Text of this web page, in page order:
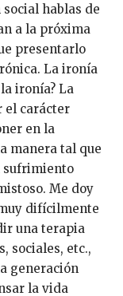
social hablas de
a la próxima
presentarlo
La ironía
ironía? La
el carácter
en la
manera tal que
sufrimiento
Me doy
difícilmente
una terapia
sociales, etc.,
generación
la vida